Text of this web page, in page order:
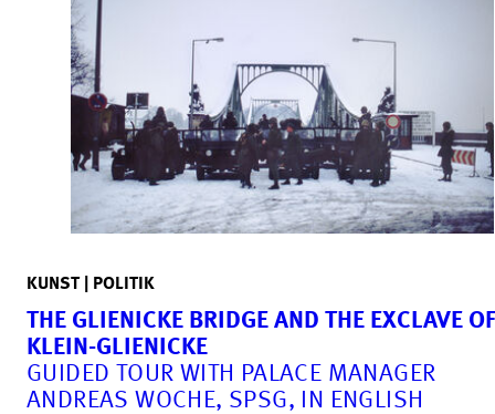
KUNST | POLITIK
THE GLIENICKE BRIDGE AND THE EXCLAVE OF
KLEIN-GLIENICKE
GUIDED TOUR WITH PALACE MANAGER
ANDREAS WOCHE, SPSG, IN ENGLISH